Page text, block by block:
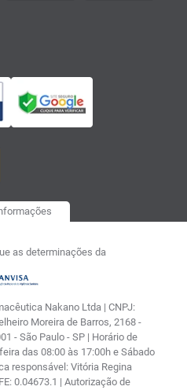
as determinações da
Nakano Ltda | CNPJ:
Moreira de Barros, 2168 -
- São Paulo - SP | Horário de
das 08:00 às 17:00h e Sábado
responsável: Vitória Regina
0.04673.1 | Autorização de